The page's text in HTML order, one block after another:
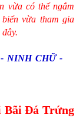
vừa có thể ngắm
vừa tham gia
NINH CHỮ -
Bãi Đá Trứng